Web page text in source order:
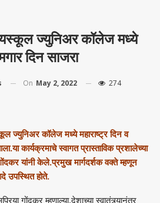
ज्युनिअर कॉलेज मध्ये
दिन साजरा
On May 2, 2022 274
ज्युनिअर कॉलेज मध्ये महाराष्ट्र दिन व
कार्यक्रमाचे स्वागत प्रास्ताविक प्रशालेच्या
यांनी केले.प्रमुख मार्गदर्शक वक्ते म्हणून
उपस्थित होते.
गोंदकर म्हणाल्या,देशाच्या स्वातंत्र्यानंतर